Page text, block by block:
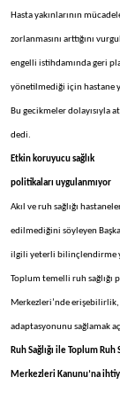
Hasta yakınlarının
zorlanmasını arttığını
engelli istihdamında geri
yönetilmediği için hastane
Bu gecikmeler dolayısıyla
dedi.
Etkin koruyucu sağlık
politikaları uygulanmıyor
Akıl ve ruh sağlığı
edilmediğini söyleyen
ilgili yeterli bilinçlendirme
Toplum temelli ruh sağlığı
Merkezleri’nde
adaptasyonunu sağlamak
Ruh Sağlığı ile Toplum Ruh
Merkezleri Kanunu’na